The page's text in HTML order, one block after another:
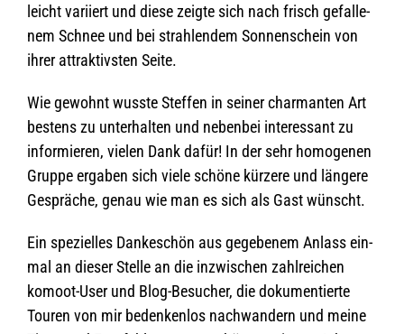
leicht vari­iert und diese zeigte sich nach frisch gefal­le­
nem Schnee und bei strah­len­dem Son­nen­schein von
ihrer attrak­tivs­ten Seite.
Wie gewohnt wusste Stef­fen in sei­ner char­man­ten Art
bes­tens zu unter­hal­ten und neben­bei inter­es­sant zu
infor­mie­ren, vie­len Dank dafür! In der sehr homo­ge­nen
Gruppe erga­ben sich viele schöne kür­zere und län­gere
Gesprä­che, genau wie man es sich als Gast wünscht.
Ein spe­zi­el­les Dan­ke­schön aus gege­be­nem Anlass ein­
mal an die­ser Stelle an die inzwi­schen zahl­rei­chen
komoot-User und Blog-Besu­cher, die doku­men­tierte
Tou­ren von mir beden­ken­los nach­wan­dern und meine